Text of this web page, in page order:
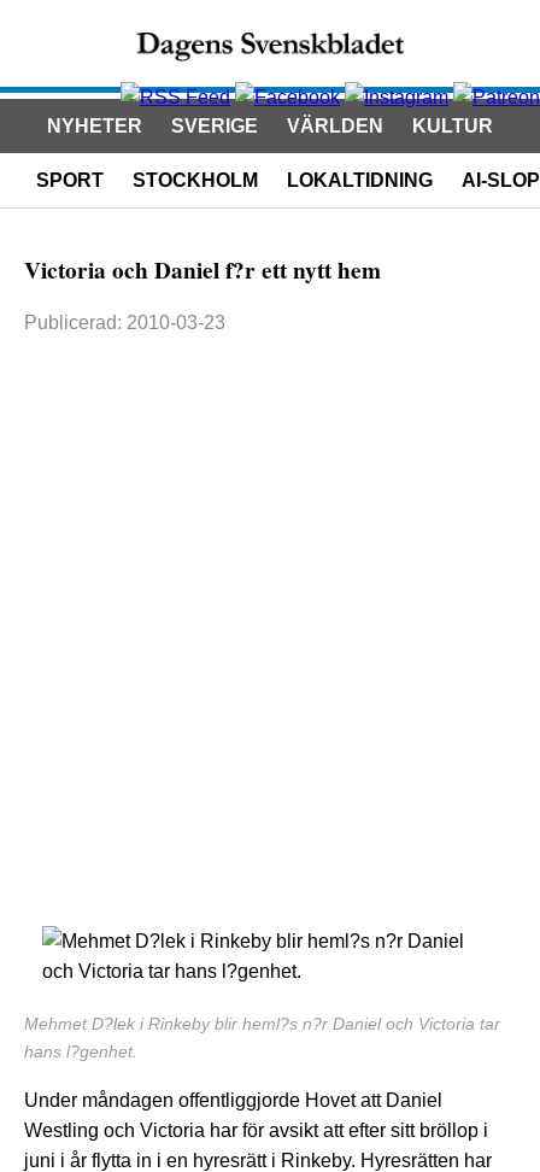
NYHETER SVERIGE VÄRLDEN KULTUR
SPORT STOCKHOLM LOKALTIDNING AI-SLOP
Victoria och Daniel f?r ett nytt hem
Publicerad: 2010-03-23
Mehmet D?lek i Rinkeby blir heml?s n?r Daniel och Victoria tar
hans l?genhet.
Under måndagen offentliggjorde Hovet att Daniel
Westling och Victoria har för avsikt att efter sitt bröllop i
juni i år flytta in i en hyresrätt i Rinkeby. Hyresrätten har